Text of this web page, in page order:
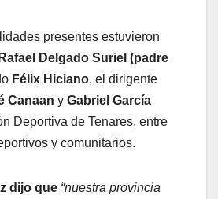
presentes estuvieron
Rafael Delgado Suriel (padre
Félix Hiciano, el dirigente
Canaan y Gabriel García
Deportiva de Tenares, entre
y comunitarios.
dijo que “nuestra provincia